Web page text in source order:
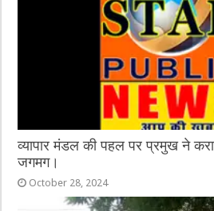
व्यापार मंडल की पहल पर प्रमुख ने
जगमग।
October 28, 2024